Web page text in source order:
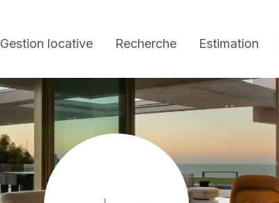
Gestion locative Recherche Estimation